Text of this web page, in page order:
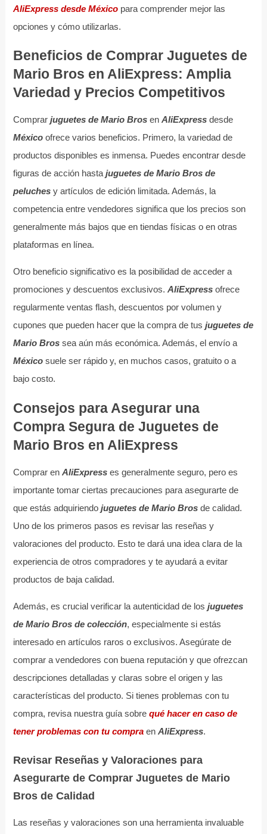
AliExpress desde Méxicopara comprender mejor las
opciones y cómo utilizarlas.
Beneficios de Comprar Juguetes de
Mario Bros en AliExpress: Amplia
Variedad y Precios Competitivos
Comprar juguetes de Mario Brosen AliExpressdesde
Méxicoofrece varios beneficios. Primero, la variedad de
productos disponibles es inmensa. Puedes encontrar desde
figuras de acción hastajuguetes de Mario Bros de
peluchesy artículos de edición limitada. Además, la
competencia entre vendedores significa que los precios son
generalmente más bajos que en tiendas físicas o en otras
plataformas en línea.
Otro beneficio significativo es la posibilidad de acceder a
promociones y descuentos exclusivos. AliExpressofrece
regularmente ventas flash, descuentos por volumen y
cupones que pueden hacer que la compra de tus juguetes de
Mario Brossea aún más económica. Además, el envío a
Méxicosuele ser rápido y, en muchos casos, gratuito o a
bajo costo.
Consejos para Asegurar una
Compra Segura de Juguetes de
Mario Bros en AliExpress
Comprar en AliExpresses generalmente seguro, pero es
importante tomar ciertas precauciones para asegurarte de
que estás adquiriendo juguetes de Mario Brosde calidad.
Uno de los primeros pasos es revisar las reseñas y
valoraciones del producto. Esto te dará una idea clara de la
experiencia de otros compradores y te ayudará a evitar
productos de baja calidad.
Además, es crucial verificar la autenticidad de los juguetes
de Mario Bros de colección, especialmente si estás
interesado en artículos raros o exclusivos. Asegúrate de
comprar a vendedores con buena reputación y que ofrezcan
descripciones detalladas y claras sobre el origen y las
características del producto. Si tienes problemas con tu
compra, revisa nuestra guía sobre qué hacer en caso de
tener problemas con tu compraen AliExpress.
Revisar Reseñas y Valoraciones para
Asegurarte de Comprar Juguetes de Mario
Bros de Calidad
Las reseñas y valoraciones son una herramienta invaluable